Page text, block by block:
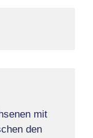
mit
den